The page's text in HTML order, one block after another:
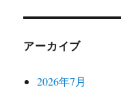
アーカイブ
2026年7月